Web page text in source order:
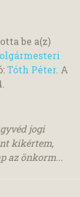
be a(z)
Tóth Péter. A
jogi
kikértem,
az önkorm...